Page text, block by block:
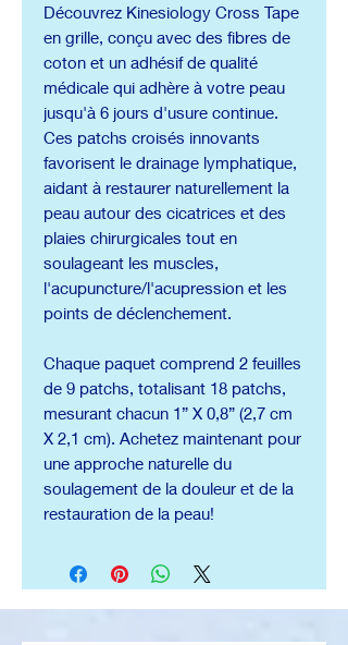
Découvrez Kinesiology Cross Tape
en grille, conçu avec des fibres de
coton et un adhésif de qualité
médicale qui adhère à votre peau
jusqu'à 6 jours d'usure continue.
Ces patchs croisés innovants
favorisent le drainage lymphatique,
aidant à restaurer naturellement la
peau autour des cicatrices et des
plaies chirurgicales tout en
soulageant les muscles,
l'acupuncture/l'acupression et les
points de déclenchement.
Chaque paquet comprend 2 feuilles
de 9 patchs, totalisant 18 patchs,
mesurant chacun 1” X 0,8” (2,7 cm
X 2,1 cm). Achetez maintenant pour
une approche naturelle du
soulagement de la douleur et de la
restauration de la peau!